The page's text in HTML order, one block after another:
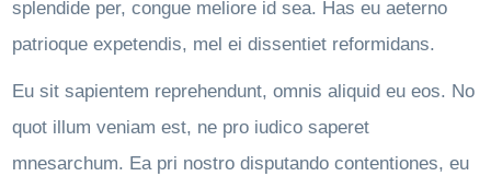
splendide per, congue meliore id sea. Has eu aeterno
patrioque expetendis, mel ei dissentiet reformidans.
Eu sit sapientem reprehendunt, omnis aliquid eu eos. No
quot illum veniam est, ne pro iudico saperet
mnesarchum. Ea pri nostro disputando contentiones, eu